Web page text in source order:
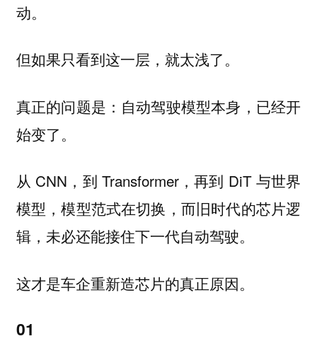
动。
但如果只看到这一层，就太浅了。
真正的问题是：自动驾驶模型本身，已经开
始变了。
从 CNN，到 Transformer，再到 DiT 与世界
模型，模型范式在切换，而旧时代的芯片逻
辑，未必还能接住下一代自动驾驶。
这才是车企重新造芯片的真正原因。
01